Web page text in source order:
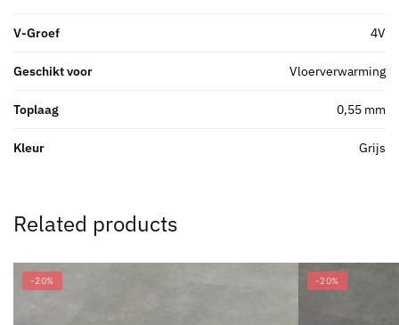
V-Groef 4V
Geschikt voor Vloerverwarming
Toplaag 0,55 mm
Kleur Grijs
Related products
-20% -20%